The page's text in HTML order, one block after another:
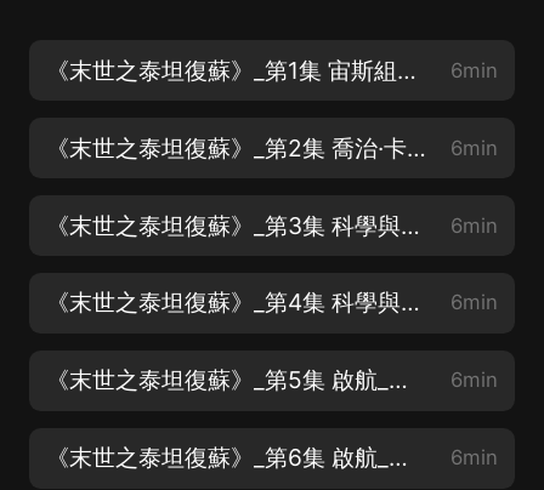
《末世之泰坦復蘇》_第1集 宙斯組織_求訂閱求關注求月票 6min
《末世之泰坦復蘇》_第2集 喬治·卡洛斯_求訂閱求關注求月票 6min
《末世之泰坦復蘇》_第3集 科學與神話（一）_求訂閱求關注求月票 6min
《末世之泰坦復蘇》_第4集 科學與神話（二）_求訂閱求關注求月票 6min
《末世之泰坦復蘇》_第5集 啟航_求訂閱求關注求月票 6min
《末世之泰坦復蘇》_第6集 啟航_求訂閱求關注求月票 6min